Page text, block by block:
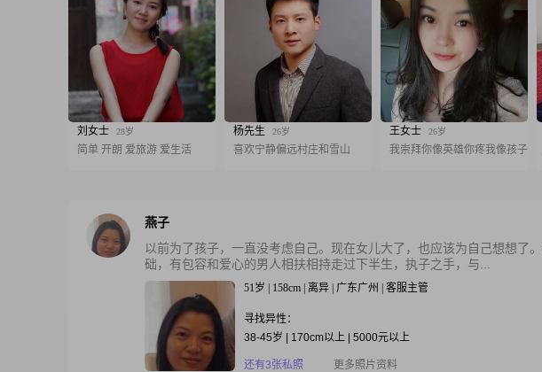
刘女士 28岁
简单 开朗 爱旅游 爱生活
杨先生 26岁
喜欢宁静偏远村庄和雪山
王女士 26岁
我崇拜你像英雄你疼我像孩子
燕子
以前为了孩子，一直没考虑自己。现在女儿大了，也应该为自己想想了
础，有包容和爱心的男人相扶相持走过下半生，执子之手，与...
51岁 | 158cm | 离异 | 广东广州 | 客服主管
寻找异性：
38-45岁 | 170cm以上 | 5000元以上
还有3张私照 更多照片资料